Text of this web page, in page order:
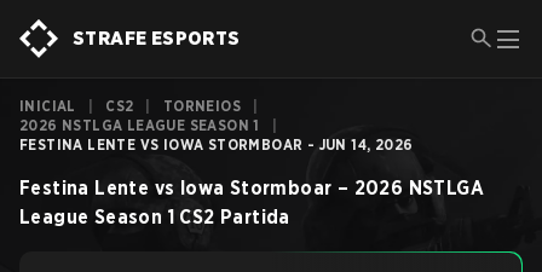
STRAFE ESPORTS
INICIAL CS2 TORNEIOS
2026 NSTLGA LEAGUE SEASON 1
FESTINA LENTE VS IOWA STORMBOAR - JUN 14, 2026
Festina Lente vs Iowa Stormboar – 2026 NSTLGA
League Season 1 CS2 Partida